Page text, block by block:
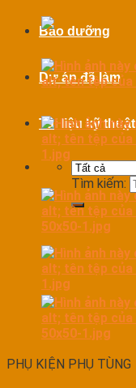
Bảo dưỡng
Dự án đã làm
Tài liệu kỹ thuật
Tìm kiếm:
PHỤ KIỆN PHỤ TÙNG